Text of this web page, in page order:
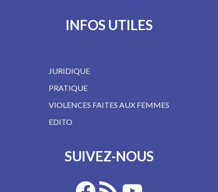
INFOS UTILES
JURIDIQUE
PRATIQUE
VIOLENCES FAITES AUX FEMMES
EDITO
SUIVEZ-NOUS